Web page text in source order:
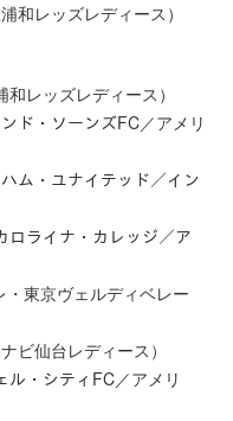
レッズレディース）
ッズレディース）
・ソーンズFC／アメリ
・ユナイテッド／イン
ライナ・カレッジ／ア
東京ヴェルディベレー
仙台レディース）
・シティFC／アメリ